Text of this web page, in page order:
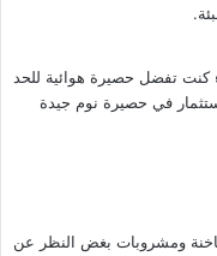
كنت تفضل حصيرة هوائية للحد
في حصيرة نوم جيدة
ومشروبات بغض النظر عن